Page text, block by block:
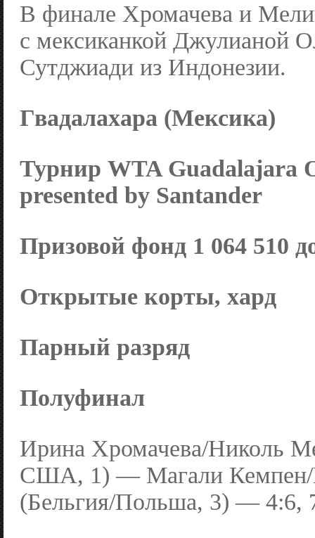
В финале Хромачева и
с мексиканкой Джулианой
Сутджиади из Индонезии.
Гвадалахара (Мексика)
Турнир WTA Guadalajara
presented by Santander
Призовой фонд 1 064 510
Открытые корты, хард
Парный разряд
Полуфинал
Ирина Хромачева/Николь
США, 1) — Магали Кемпен/
(Бельгия/Польша, 3) — 4:6,